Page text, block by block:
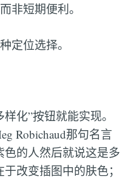
非短期便利。
定位选择。
化”按钮就能实现。
Robichaud那句名言
色的人然后就说这是多
改变插图中的肤色；